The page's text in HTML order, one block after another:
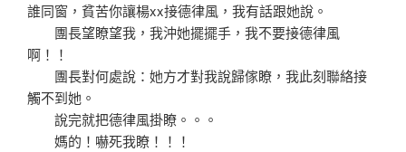
誰同窗，貧苦你讓楊xx接德律風，我有話跟她說。
團長望瞭望我，我沖她擺擺手，我不要接德律風
啊！！
團長對何處說：她方才對我說歸傢瞭，我此刻聯絡接
觸不到她。
說完就把德律風掛瞭。。。
媽的！嚇死我瞭！！！